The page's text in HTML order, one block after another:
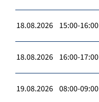
18.08.2026 15:00-16:00
18.08.2026 16:00-17:00
19.08.2026 08:00-09:00